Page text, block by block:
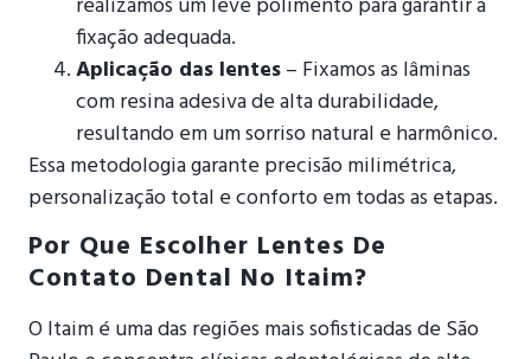
fixação adequada.
Aplicação das lentes– Fixamos as lâminas
com resina adesiva de alta durabilidade,
resultando em um sorriso natural e harmônico.
Essa metodologia garante precisão milimétrica,
personalização total e conforto em todas as etapas.
Por Que Escolher Lentes De
Contato Dental No Itaim?
O Itaim é uma das regiões mais sofisticadas de São